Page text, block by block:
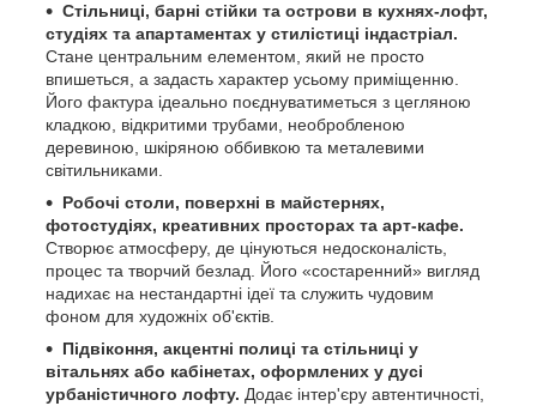
Стільниці, барні стійки та острови в кухнях-лофт,
студіях та апартаментах у стилістиці індастріал.
Стане центральним елементом, який не просто
впишеться, а задасть характер усьому приміщенню.
Його фактура ідеально поєднуватиметься з цегляною
кладкою, відкритими трубами, необробленою
деревиною, шкіряною оббивкою та металевими
світильниками.
Робочі столи, поверхні в майстернях,
фотостудіях, креативних просторах та арт-кафе.
Створює атмосферу, де цінуються недосконалість,
процес та творчий безлад. Його «состаренний» вигляд
надихає на нестандартні ідеї та служить чудовим
фоном для художніх об'єктів.
Підвіконня, акцентні полиці та стільниці у
вітальнях або кабінетах, оформлених у дусі
урбаністичного лофту. Додає інтер'єру автентичності,